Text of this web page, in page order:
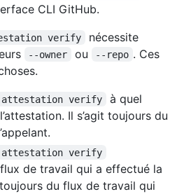
CLI GitHub.
verify
nécessite
--owner ou --repo . Ces
attestation verify
à quel
Il s’agit toujours du
attestation verify
flux de travail qui a effectué la
du flux de travail qui